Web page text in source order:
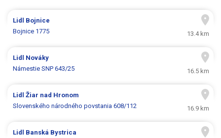
Lidl Bojnice
Bojnice 1775
13.4 km
Lidl Nováky
Námestie SNP 643/25
16.5 km
LidlŽiar nad Hronom
Slovenského národného povstania 608/112
16.9 km
Lidl Banská Bystrica